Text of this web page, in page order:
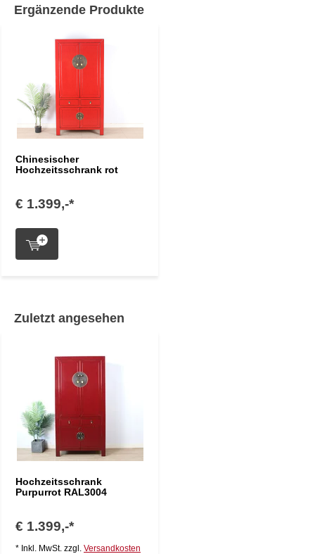
Ergänzende Produkte
Chinesischer
Hochzeitsschrank rot
€ 1.399,-*
Zuletzt angesehen
Hochzeitsschrank
Purpurrot RAL3004
€ 1.399,-*
* Inkl. MwSt. zzgl. Versandkosten